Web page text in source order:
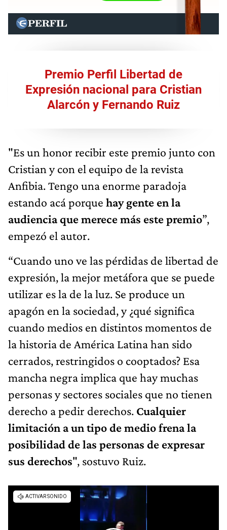
Premio Perfil Libertad de
Expresión nacional para Cristian
Alarcón y Fernando Ruiz
"Es un honor recibir este premio junto con
Cristian y con el equipo de la revista
Anfibia. Tengo una enorme paradoja
estando acá porque hay gente en la
audiencia que merece más este premio”,
empezó el autor.
“Cuando uno ve las pérdidas de libertad de
expresión, la mejor metáfora que se puede
utilizar es la de la luz. Se produce un
apagón en la sociedad, y ¿qué significa
cuando medios en distintos momentos de
la historia de América Latina han sido
cerrados, restringidos o cooptados? Esa
mancha negra implica que hay muchas
personas y sectores sociales que no tienen
derecho a pedir derechos. Cualquier
limitación a un tipo de medio frena la
posibilidad de las personas de expresar
sus derechos", sostuvo Ruiz.